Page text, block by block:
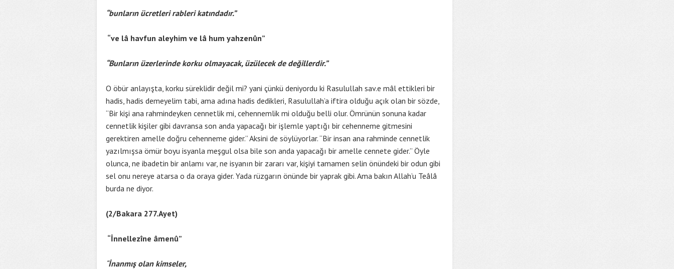
“bunların ücretleri rableri katındadır.”
“ve lâ havfun aleyhim ve lâ hum yahzenûn”
“Bunların üzerlerinde korku olmayacak, üzülecek de değillerdir.”
O öbür anlayışta, korku süreklidir değil mi? yani çünkü deniyordu ki Rasulullah sav.e mâl ettikleri bir
hadis, hadis demeyelim tabi, ama adına hadis dedikleri, Rasulullah’a iftira olduğu açık olan bir sözde,
“Bir kişi ana rahmindeyken cennetlik mi, cehennemlik mi olduğu belli olur. Ömrünün sonuna kadar
cennetlik kişiler gibi davransa son anda yapacağı bir işlemle yaptığı bir cehenneme gitmesini
gerektiren amelle doğru cehenneme gider.” Aksini de söylüyorlar. “Bir insan ana rahminde cennetlik
yazılmışsa ömür boyu isyanla meşgul olsa bile son anda yapacağı bir amelle cennete gider.” Öyle
olunca, ne ibadetin bir anlamı var, ne isyanın bir zararı var, kişiyi tamamen selin önündeki bir odun gibi
sel onu nereye atarsa o da oraya gider. Yada rüzgarın önünde bir yaprak gibi. Ama bakın Allah’u Teâlâ
burda ne diyor.
(2/Bakara 277.Ayet)
“İnnellezîne âmenû”
“İnanmış olan kimseler,